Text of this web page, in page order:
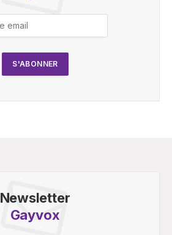
Newsletter
Gayvox